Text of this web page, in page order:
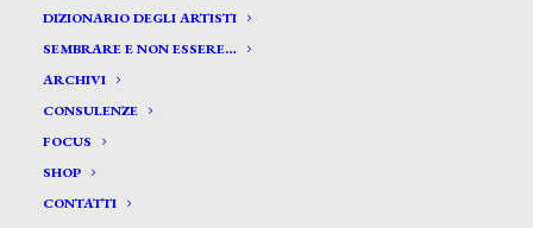
DIZIONARIO DEGLI ARTISTI
SEMBRARE E NON ESSERE…
ARCHIVI
CONSULENZE
FOCUS
SHOP
CONTATTI
Cremonini Lodovico *
CREMONINI LODOVICO